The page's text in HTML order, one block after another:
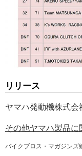
リリース
ヤマハ発動機株式会
その他ヤマハ製品に
バイクブロス・マガジンズ